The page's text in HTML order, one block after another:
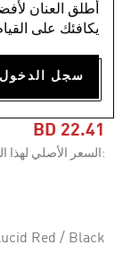
أطلق العنان
يكافئك على
-45%
LOOSE
BD 22.41
:السعر الأصلي لهذا
Red / Black